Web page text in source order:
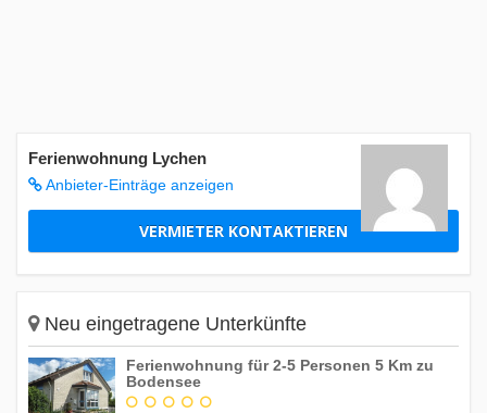
Ferienwohnung Lychen
Anbieter-Einträge anzeigen
VERMIETER KONTAKTIEREN
Neu eingetragene Unterkünfte
Ferienwohnung für 2-5 Personen 5 Km zu
Bodensee